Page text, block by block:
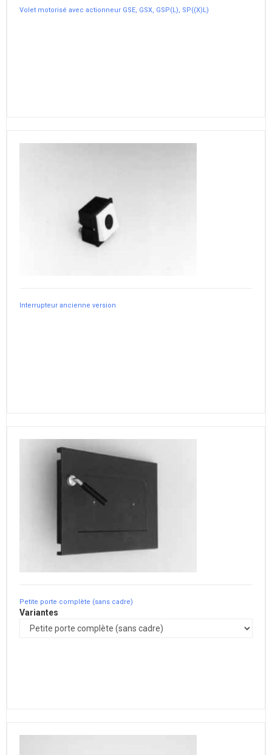
Volet motorisé avec actionneur GSE, GSX, GSP(L), SP((X)L)
Interrupteur ancienne version
Petite porte complète (sans cadre)
Variantes